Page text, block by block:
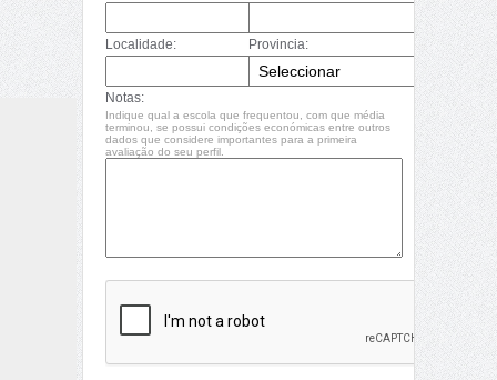
Localidade: Provincia:
Notas:
Indique qual a escola que frequentou, com que média
terminou, se possui condições económicas entre outros
dados que considere importantes para a primeira
avaliação do seu perfil.